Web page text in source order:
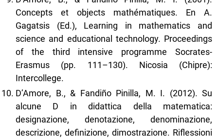
Concepts et objects mathématiques. En A.
Gagatsis (Ed.), Learning in mathematics and
science and educational technology. Proceedings
of the third intensive programme Socrates-
Erasmus (pp. 111–130). Nicosia (Chipre):
Intercollege.
D’Amore, B., & Fandiño Pinilla, M. I. (2012). Su
alcune D in didattica della matematica:
designazione, denotazione, denominazione,
descrizione, definizione, dimostrazione. Riflessioni